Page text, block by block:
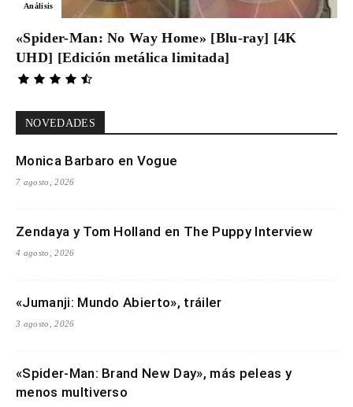
Análisis
«Spider-Man: No Way Home» [Blu-ray] [4K
UHD] [Edición metálica limitada]
NOVEDADES
Monica Barbaro en Vogue
7 agosto, 2026
Zendaya y Tom Holland en The Puppy Interview
4 agosto, 2026
«Jumanji: Mundo Abierto», tráiler
3 agosto, 2026
«Spider-Man: Brand New Day», más peleas y
menos multiverso